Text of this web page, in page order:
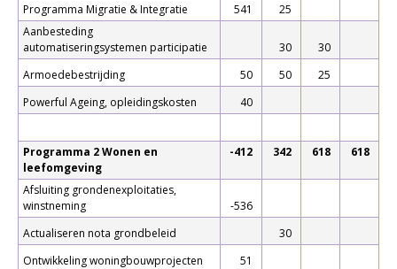
Programma Migratie & Integratie 541
25
Aanbesteding
automatiseringsystemen participatie
30
30
Armoedebestrijding
50 50
25
Powerful Ageing, opleidingskosten
40
Programma 2 Wonen en
leefomgeving
-412 342 618 618
Afsluiting grondenexploitaties,
winstneming
-536
Actualiseren nota grondbeleid
30
Ontwikkeling woningbouwprojecten
51